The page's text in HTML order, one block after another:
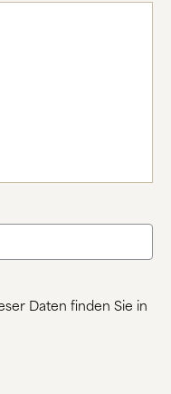
Daten finden Sie in